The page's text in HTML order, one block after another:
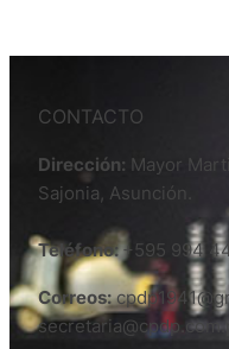
CONTACTO
Dirección: Mayor
Sajonia, Asunción.
Teléfono:+595 994
Correos: